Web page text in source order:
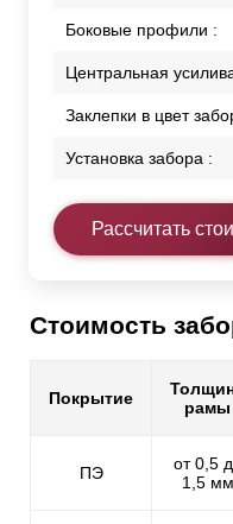
Боковые профили :
Центральная
Заклепки в цвет
Установка забора :
Рассчитать
Стоимость
Покрытие
рамы
ПЭ
от 0,5
1,5 мм